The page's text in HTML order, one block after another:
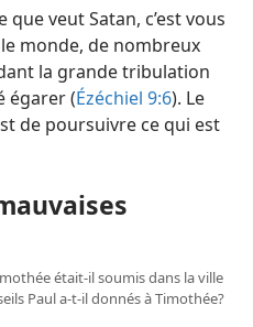
veut Satan, c’est vous
monde, de nombreux
la grande tribulation
égarer (Ézéchiel 9:6). Le
de poursuivre ce qui est
était-​il soumis dans la ville
Paul a-​t-​il donnés à Timothée?